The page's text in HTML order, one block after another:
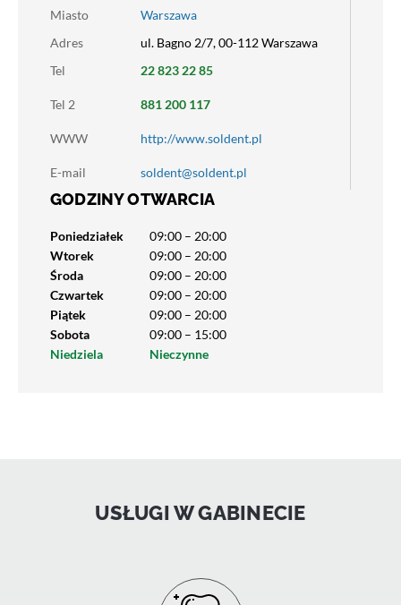
Miasto
Warszawa
Adres
ul. Bagno 2/7, 00-112 Warszawa
Tel
22 823 22 85
Tel 2 881 200 117
WWW http://www.soldent.pl
E-mail soldent@soldent.pl
GODZINY OTWARCIA
Poniedziałek
09:00 – 20:00
Wtorek
09:00 – 20:00
Środa
09:00 – 20:00
Czwartek
09:00 – 20:00
Piątek
09:00 – 20:00
Sobota
09:00 – 15:00
Niedziela
Nieczynne
USŁUGI W GABINECIE